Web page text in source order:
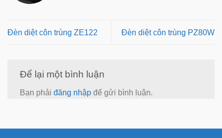
Đèn diệt côn trùng ZE122 Đèn diệt côn trùng PZ80W
Để lại một bình luận
Bạn phải đăng nhập để gửi bình luận.